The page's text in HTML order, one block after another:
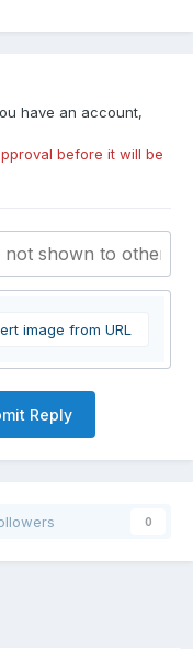
have an account,
before it will be
image from URL
Reply
0